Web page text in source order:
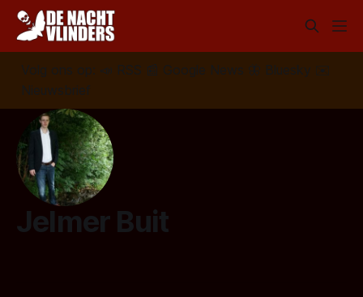
Volg ons op: 📣 RSS 📰 Google News 🦋 Bluesky
✉️
Nieuwsbrief
Jelmer Buit